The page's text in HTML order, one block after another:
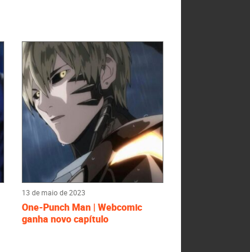
13 de maio de 2023
One-Punch Man | Webcomic
ganha novo capítulo